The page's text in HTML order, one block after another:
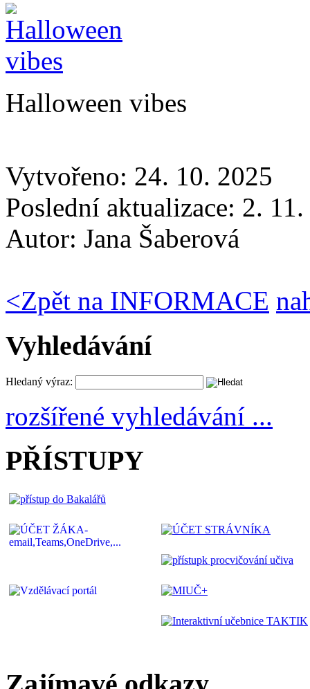
Halloween vibes
Vytvořeno: 24. 10. 2025
Poslední aktualizace: 2.
Autor: Jana Šaberová
<Zpět na INFORMACE
Vyhledávání
Hledaný výraz:
rozšířené vyhledávání ...
PŘÍSTUPY